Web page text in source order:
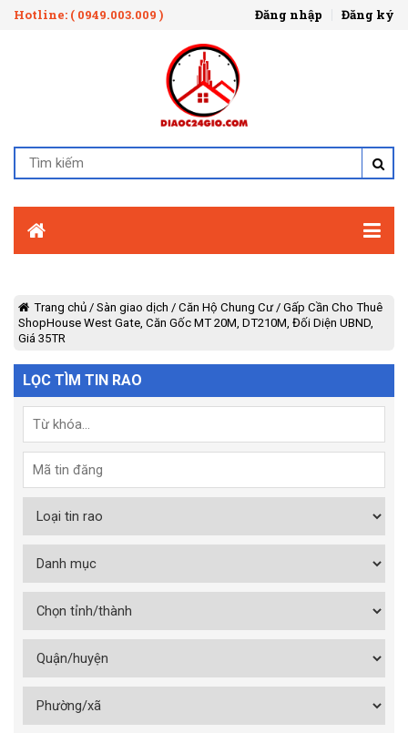
Hotline: ( 0949.003.009 ) Đăng nhập Đăng ký
Trang chủ / Sàn giao dịch / Căn Hộ Chung Cư / Gấp Cần Cho Thuê
ShopHouse West Gate, Căn Gốc MT 20M, DT210M, Đối Diện UBND,
Giá 35TR
LỌC TÌM TIN RAO